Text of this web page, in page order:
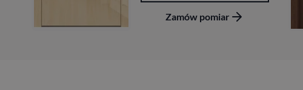
Zamów pomiar